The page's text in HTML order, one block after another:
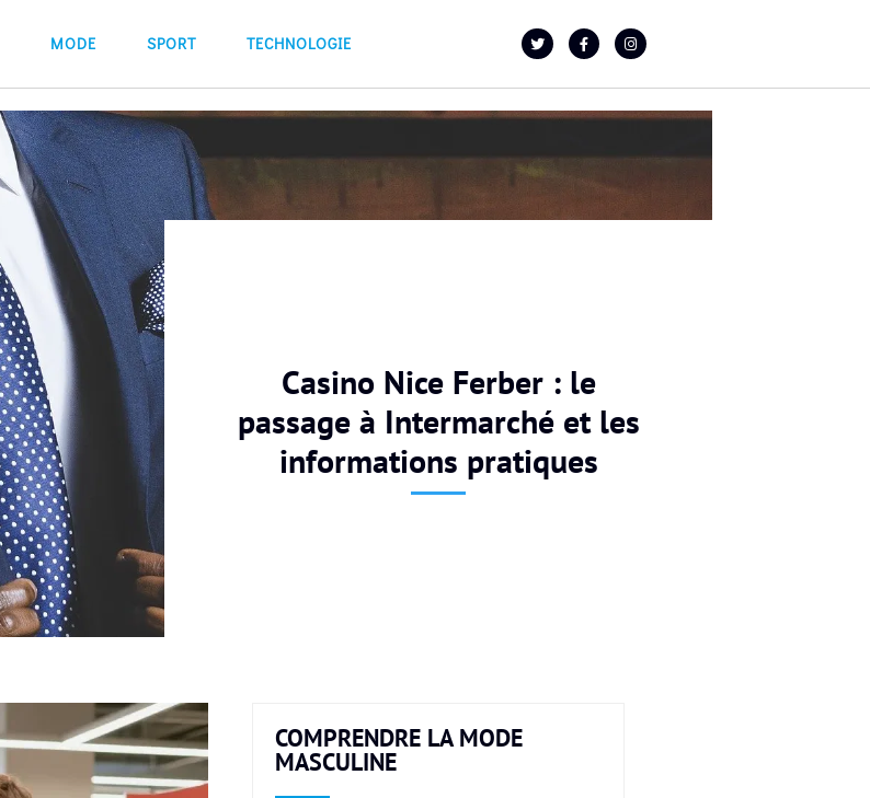
MODE SPORT TECHNOLOGIE
Casino Nice Ferber : le
passage à Intermarché et les
informations pratiques
COMPRENDRE LA MODE
MASCULINE